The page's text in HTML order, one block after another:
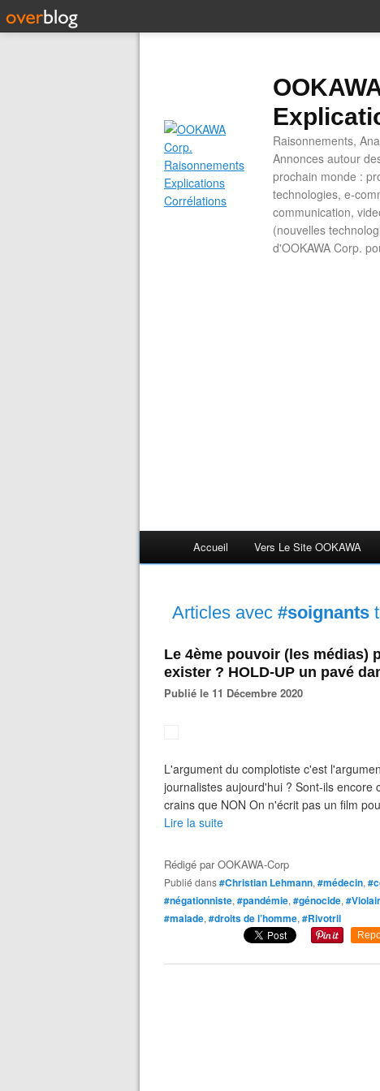
Raisonnements,
Annonces autour
prochain monde :
technologies, e-
communication,
(nouvelles
d'OOKAWA Corp.
Accueil Vers Le Site OOKAWA
Articles avec #soignants
Le 4ème pouvoir (les médias)
exister ? HOLD-UP un pavé
Publié le 11 Décembre 2020
L'argument du complotiste c'est
journalistes aujourd'hui ? Sont-ils
crains que NON On n'écrit pas un film
Lire la suite
Rédigé parOOKAWA-Corp
Publié dans#Christian Lehmann, #médecin,
#négationniste, #pandémie, #génocide,
#malade, #droits de l’homme, #Rivotril